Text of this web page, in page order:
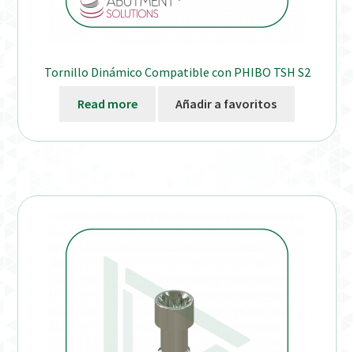
Tornillo Dinámico Compatible con PHIBO TSH S2
Read more Añadir a favoritos